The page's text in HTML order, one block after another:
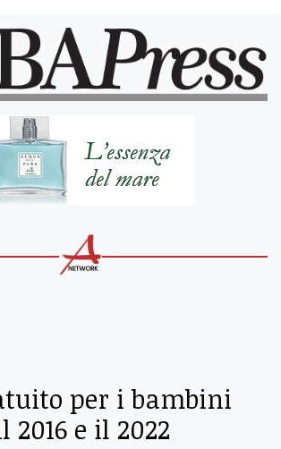
per i bambini
e il 2022